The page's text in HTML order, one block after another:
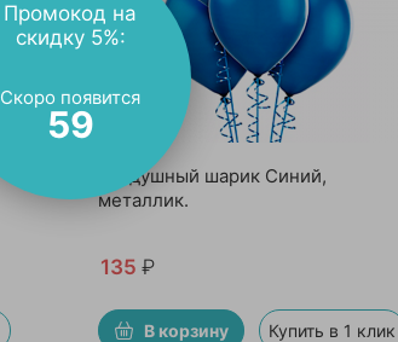
Воздушный шарик Синий,
металлик.
135 ₽
В корзину Купить в 1 клик
Промокод на
скидку 5%:
Скоро появится
57